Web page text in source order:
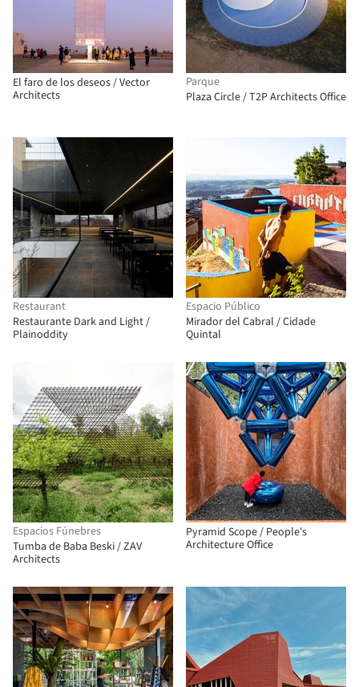
El faro de los deseos / Vector
Architects
Parque
Plaza Circle / T2P Architects Office
Restaurant
Restaurante Dark and Light /
Plainoddity
Espacio Público
Mirador del Cabral / Cidade
Quintal
Espacios Fúnebres
Tumba de Baba Beski / ZAV
Architects
Pyramid Scope / People's
Architecture Office